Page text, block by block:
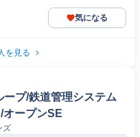
気になる
を見る
プ/鉄道管理システム
ープンSE
ズ